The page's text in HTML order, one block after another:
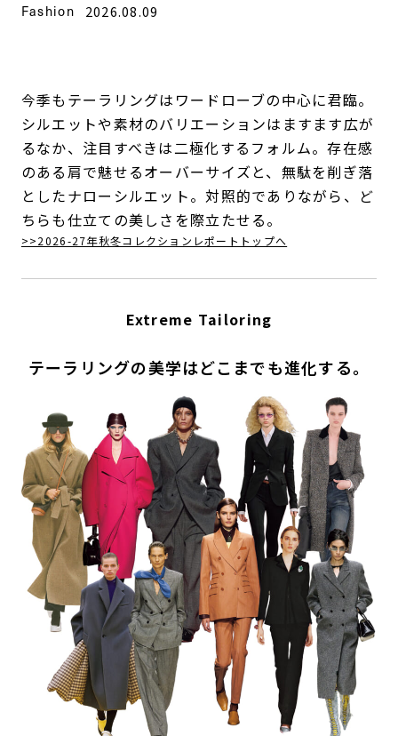
Fashion 2026.08.09
今季もテーラリングはワードローブの中心に君臨。
シルエットや素材のバリエーションはますます広が
るなか、注目すべきは二極化するフォルム。存在感
のある肩で魅せるオーバーサイズと、無駄を削ぎ落
としたナローシルエット。対照的でありながら、ど
ちらも仕立ての美しさを際立たせる。
>>2026-27年秋冬コレクションレポートトップへ
Extreme Tailoring
テーラリングの美学はどこまでも進化する。